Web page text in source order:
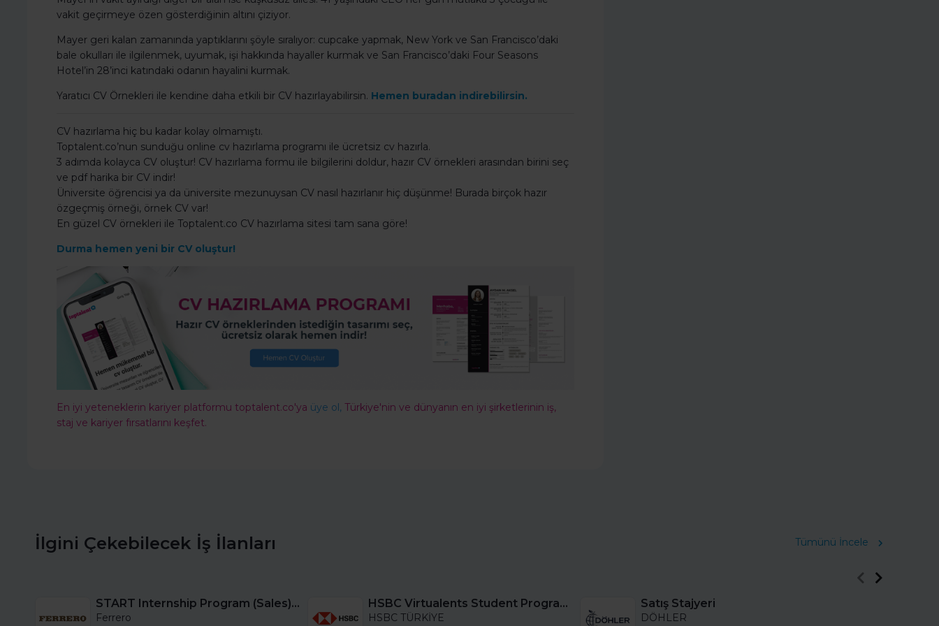
vakit geçirmeye özen gösterdiğinin altını çiziyor.
Mayer geri kalan zamanında yaptıklarını şöyle sıralıyor: cupcake yapmak, New York ve San Francisco’daki
bale okulları ile ilgilenmek, uyumak, işi hakkında hayaller kurmak ve San Francisco’daki Four Seasons
Hotel’in 28’inci katındaki odanın hayalini kurmak.
Yaratıcı CV Örnekleri ile kendine daha etkili bir CV hazırlayabilirsin. Hemen buradan indirebilirsin.
CV hazırlama hiç bu kadar kolay olmamıştı.
Toptalent.co’nun sunduğu online cv hazırlama programı ile ücretsiz cv hazırla.
3 adımda kolayca CV oluştur! CV hazırlama formu ile bilgilerini doldur, hazır CV örnekleri arasından birini seç
ve pdf harika bir CV indir!
Üniversite öğrencisi ya da üniversite mezunuysan CV nasıl hazırlanır hiç düşünme! Burada birçok hazır
özgeçmiş örneği, örnek CV var!
En güzel CV örnekleri ile Toptalent.co CV hazırlama sitesi tam sana göre!
Durma hemen yeni bir CV oluştur!
En iyi yeteneklerin kariyer platformu toptalent.co'ya üye ol, Türkiye'nin ve dünyanın en iyi şirketlerinin iş,
staj ve kariyer fırsatlarını keşfet.
İlgini Çekebilecek İş İlanları Tümünü İncele
START Internship Program (Sales) - Istanbul
Ferrero
HSBC Virtualents Student Program bu sene de devam ediyor!
HSBC TÜRKİYE
Satış Stajyeri
DÖHLER